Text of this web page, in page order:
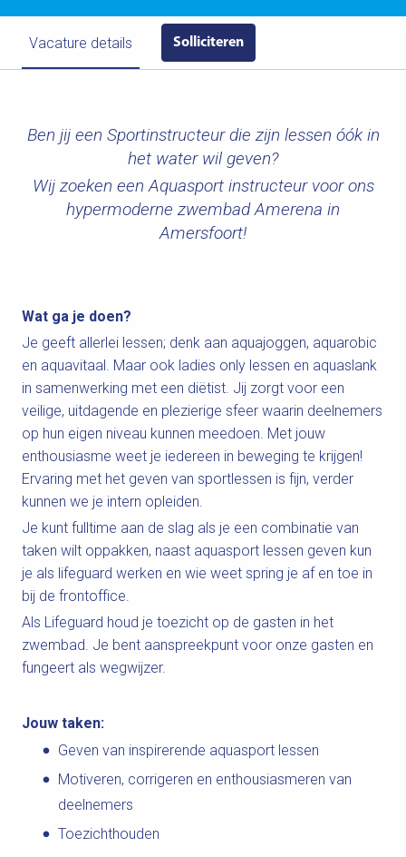
Vacature details Solliciteren
Ben jij een Sportinstructeur die zijn lessen óók in
het water wil geven?
Wij zoeken een Aquasport instructeur voor ons
hypermoderne zwembad Amerena in
Amersfoort!
Wat ga je doen?
Je geeft allerlei lessen; denk aan aquajoggen, aquarobic
en aquavitaal. Maar ook ladies only lessen en aquaslank
in samenwerking met een diëtist. Jij zorgt voor een
veilige, uitdagende en plezierige sfeer waarin deelnemers
op hun eigen niveau kunnen meedoen. Met jouw
enthousiasme weet je iedereen in beweging te krijgen!
Ervaring met het geven van sportlessen is fijn, verder
kunnen we je intern opleiden.
Je kunt fulltime aan de slag als je een combinatie van
taken wilt oppakken, naast aquasport lessen geven kun
je als lifeguard werken en wie weet spring je af en toe in
bij de frontoffice.
Als Lifeguard houd je toezicht op de gasten in het
zwembad. Je bent aanspreekpunt voor onze gasten en
fungeert als wegwijzer.
Jouw taken:
Geven van inspirerende aquasport lessen
Motiveren, corrigeren en enthousiasmeren van
deelnemers
Toezichthouden